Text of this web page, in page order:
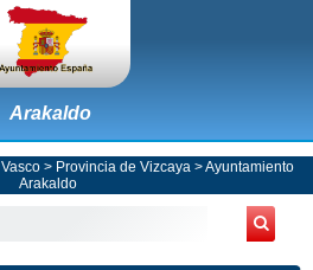
Arakaldo
> Provincia de Vizcaya >Ayuntamiento
Arakaldo